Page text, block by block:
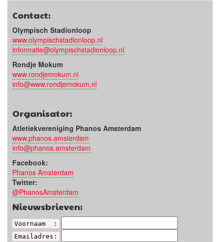
Contact:
Olympisch Stadionloop
www.olympischstadionloop.nl
informatie@olympischstadionloop.nl
Rondje Mokum
www.rondjemokum.nl
info@www.rondjemokum.nl
Organisator:
Atletiekvereniging Phanos Amsterdam
www.phanos.amsterdam
info@phanos.amsterdam
Facebook:
Phanos Amsterdam
Twitter:
@PhanosAmsterdam
Nieuwsbrieven:
Voornaam :
Emailadres: